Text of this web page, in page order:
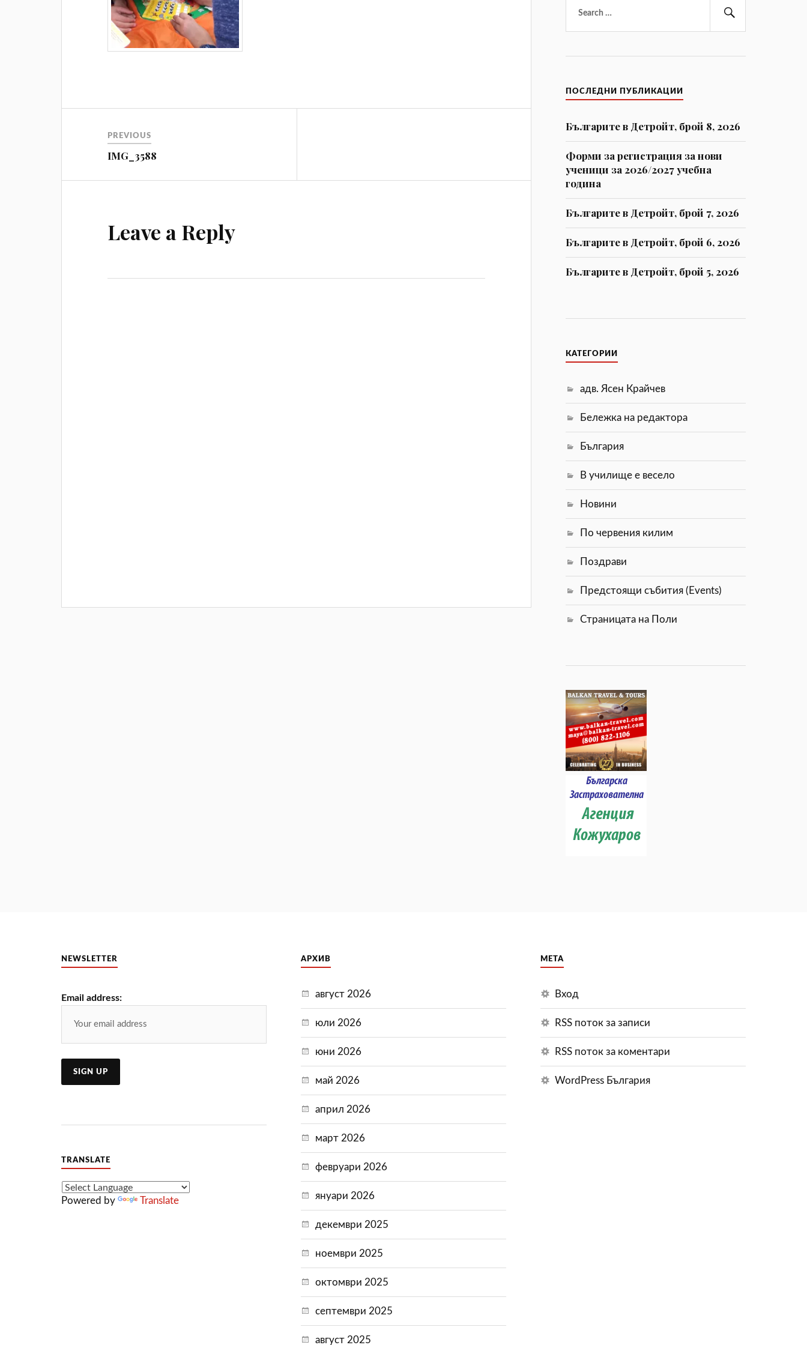
PREVIOUS
IMG_3588
Leave a Reply
ПОСЛЕДНИ ПУБЛИКАЦИИ
Българите в Детройт, брой 8, 2026
Форми за регистрaция за нови
ученици за 2026/2027 учебна
година
Българите в Детройт, брой 7, 2026
Българите в Детройт, брой 6, 2026
Българите в Детройт, брой 5, 2026
КАТЕГОРИИ
адв. Ясен Крайчев
Бележка на редактора
България
В училище е весело
Новини
По червения килим
Поздрави
Предстоящи събития (Events)
Страницата на Поли
NEWSLETTER
Email address:
TRANSLATE
Powered by Translate
АРХИВ
август 2026
юли 2026
юни 2026
май 2026
април 2026
март 2026
февруари 2026
януари 2026
декември 2025
ноември 2025
октомври 2025
септември 2025
август 2025
МЕТА
Вход
RSS поток за записи
RSS поток за коментари
WordPress България